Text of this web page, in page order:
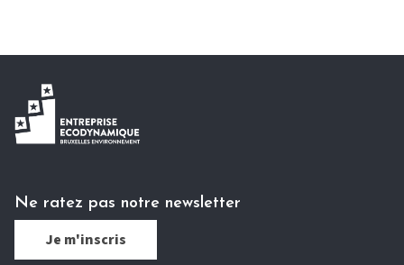
Ne ratez pas notre newsletter
Je m'inscris